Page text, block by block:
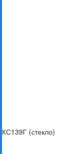
КС139Г (стекло)